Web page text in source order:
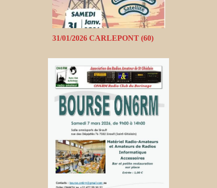
31/01/2026 CARLEPONT (60)